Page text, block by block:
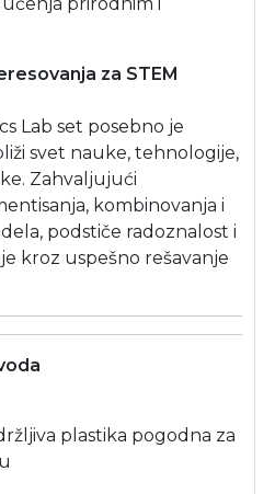
za STEM
Lab set posebno je
svet nauke, tehnologije,
Zahvaljujući
kombinovanja i
podstiče radoznalost i
kroz uspešno rešavanje
plastika pogodna za